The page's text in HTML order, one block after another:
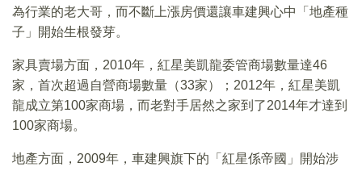
為行業的老大哥，而不斷上漲房價還讓車建興心中「地產種
子」開始生根發芽。
家具賣場方面，2010年，紅星美凱龍委管商場數量達46
家，首次超過自營商場數量（33家）；2012年，紅星美凱
龍成立第100家商場，而老對手居然之家到了2014年才達到
100家商場。
地產方面，2009年，車建興旗下的「紅星係帝國」開始涉